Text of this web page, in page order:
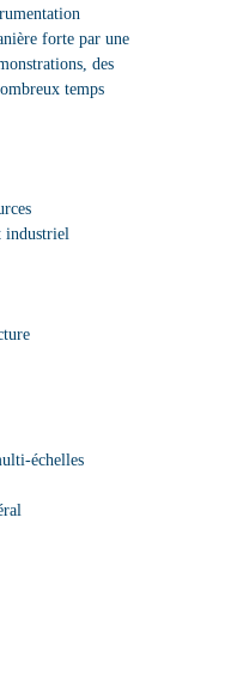
forte par une
des
temps
industriel
échelles